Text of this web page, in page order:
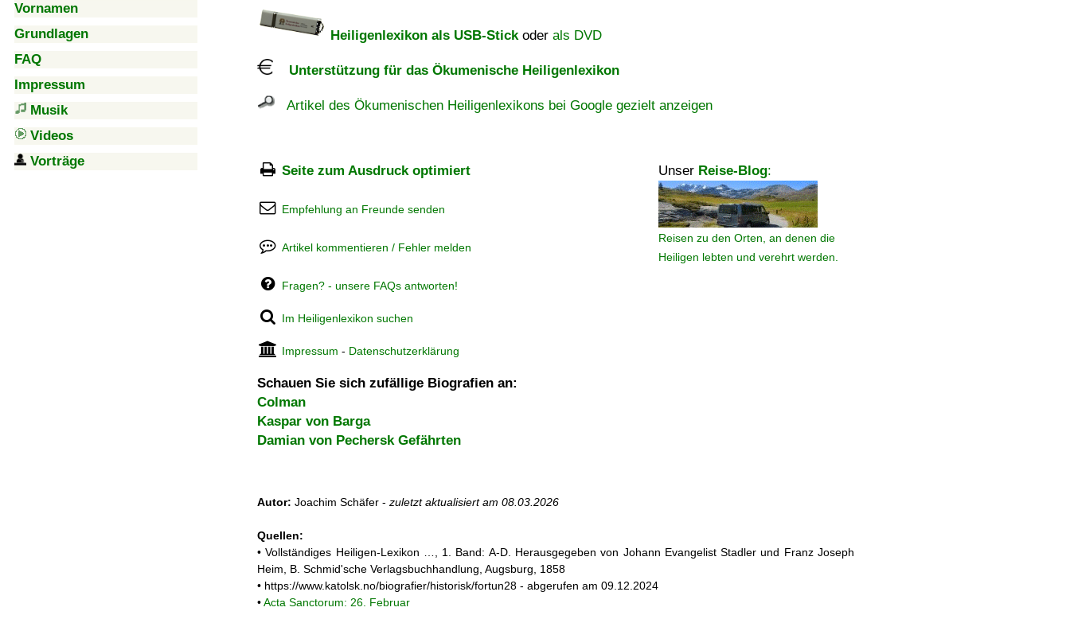
Vornamen
Grundlagen
FAQ
Impressum
Musik
Videos
Vorträge
Heiligenlexikon als USB-Stickoder als DVD
Unterstützung für das Ökumenische Heiligenlexikon
Artikel des Ökumenischen Heiligenlexikons bei Google gezielt anzeigen
Seite zum Ausdruck optimiert Unser Reise-Blog:
Reisen zu den Orten, an denen die
Heiligen lebten und verehrt werden.
Empfehlung an Freunde senden
Artikel kommentieren / Fehler melden
Fragen? - unsere FAQs antworten!
Im Heiligenlexikon suchen
Impressum - Datenschutzerklärung
Schauen Sie sich zufällige Biografien an:
Colman
Kaspar von Barga
Damian von Pechersk Gefährten
Autor: Joachim Schäfer - zuletzt aktualisiert am 08.03.2026
Quellen:
• Vollständiges Heiligen-Lexikon …, 1. Band: A-D. Herausgegeben von Johann Evangelist Stadler und Franz Joseph
Heim, B. Schmid'sche Verlagsbuchhandlung, Augsburg, 1858
• https://www.katolsk.no/biografier/historisk/fortun28 - abgerufen am 09.12.2024
•Acta Sanctorum: 26. Februar